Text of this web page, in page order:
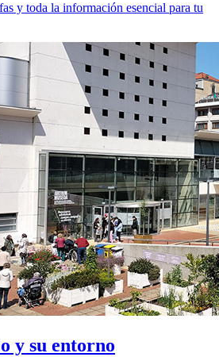
y toda la información esencial para tu
y su entorno